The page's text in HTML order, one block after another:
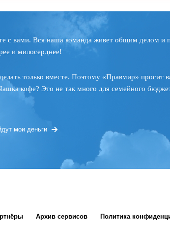
с вами. Вся наша команда живет общим делом и
и милосерднее!
только вместе. Поэтому «Правмир» просит
кофе? Это не так много для семейного
мои деньги
Архив сервисов Политика